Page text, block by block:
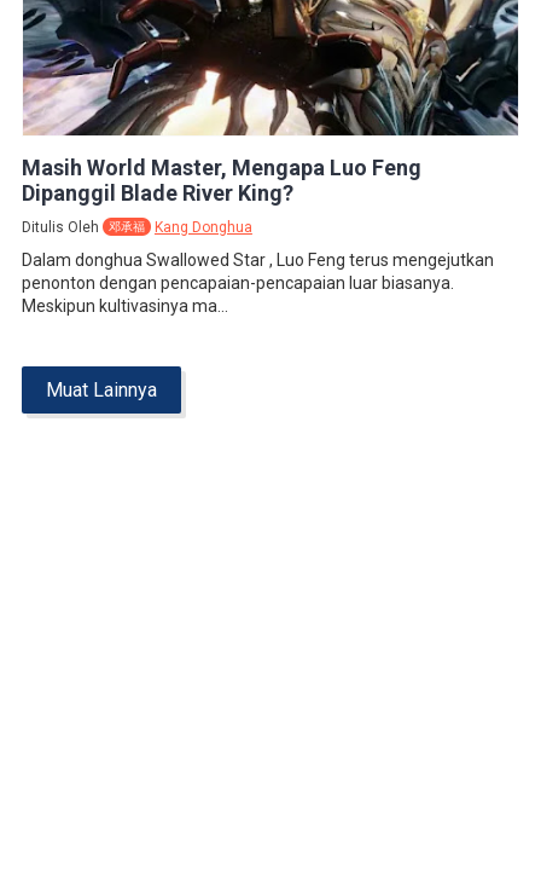
Masih World Master, Mengapa Luo Feng
Dipanggil Blade River King?
Ditulis Oleh 邓承福 Kang Donghua
Dalam donghua Swallowed Star , Luo Feng terus mengejutkan
penonton dengan pencapaian-pencapaian luar biasanya.
Meskipun kultivasinya ma...
Muat Lainnya